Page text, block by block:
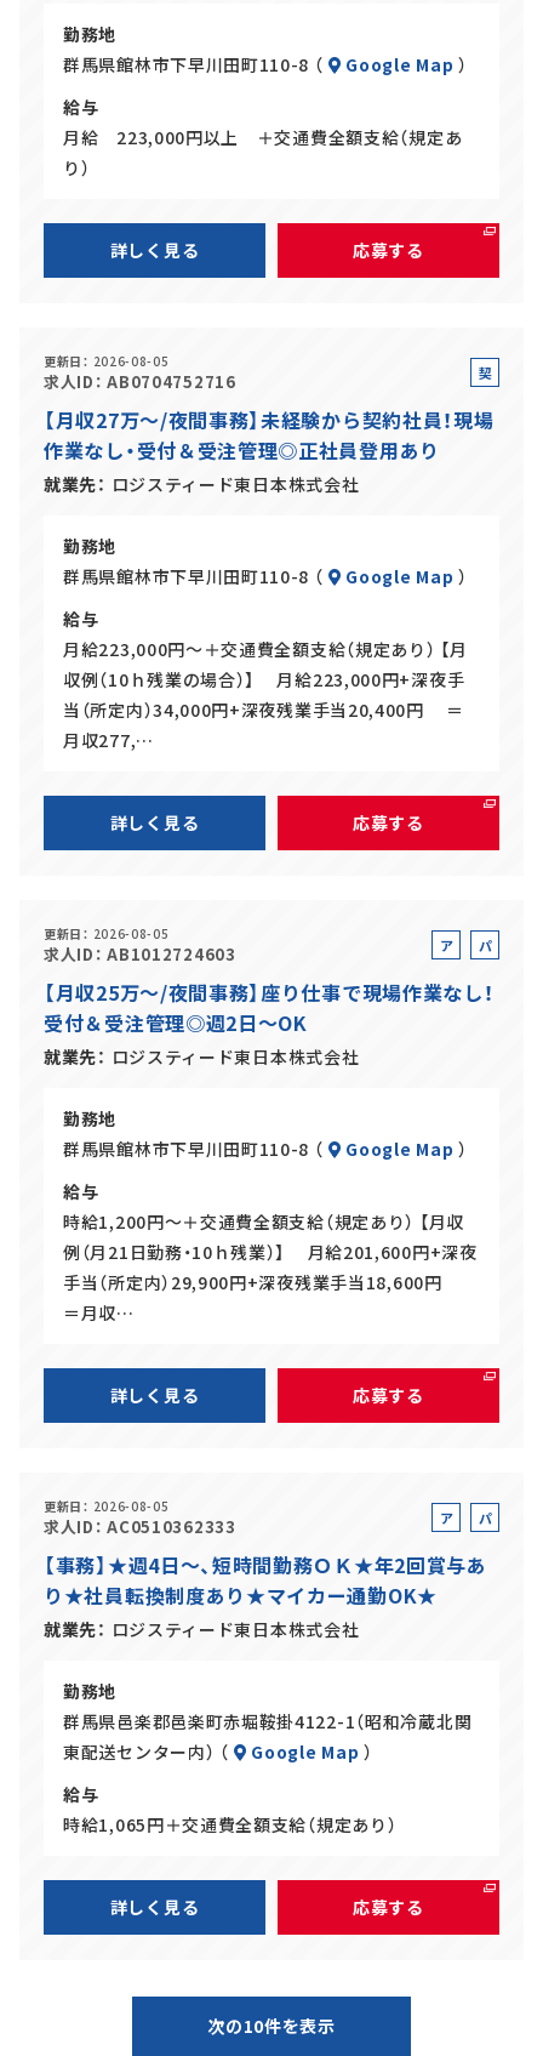
勤務地
群馬県館林市下早川田町110-8 （
Google Map ）
給与
月給 223,000円以上 ＋交通費全額支給（規定あ
り）
詳しく見る 応募する
更新日 2026-08-05
求人ID AB0704752716
契
社
【月収27万～/夜間事務】未経験から契約社員！現場
作業なし・受付＆受注管理◎正社員登用あり
就業先 ロジスティード東日本株式会社
勤務地
群馬県館林市下早川田町110-8 （
Google Map ）
給与
月給223,000円～＋交通費全額支給（規定あり） 【月
収例（10ｈ残業の場合）】 月給223,000円+深夜手
当（所定内）34,000円+深夜残業手当20,400円 ＝
月収277,…
詳しく見る 応募する
更新日 2026-08-05
求人ID AB1012724603
ア
バ
パ
ト
【月収25万～/夜間事務】座り仕事で現場作業なし！
受付＆受注管理◎週2日～OK
就業先 ロジスティード東日本株式会社
勤務地
群馬県館林市下早川田町110-8 （
Google Map ）
給与
時給1,200円～＋交通費全額支給（規定あり） 【月収
例（月21日勤務・10ｈ残業）】 月給201,600円+深夜
手当（所定内）29,900円+深夜残業手当18,600円
＝月収…
詳しく見る 応募する
更新日 2026-08-05
求人ID AC0510362333
ア
バ
パ
ト
【事務】★週4日～、短時間勤務ＯＫ★年2回賞与あ
り★社員転換制度あり★マイカー通勤OK★
就業先 ロジスティード東日本株式会社
勤務地
群馬県邑楽郡邑楽町赤堀鞍掛4122-1（昭和冷蔵北関
東配送センター内） （
Google Map ）
給与
時給1,065円＋交通費全額支給（規定あり）
詳しく見る 応募する
次の10件を表示